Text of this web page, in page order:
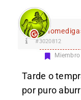
#3020812
Tarde o
por puro